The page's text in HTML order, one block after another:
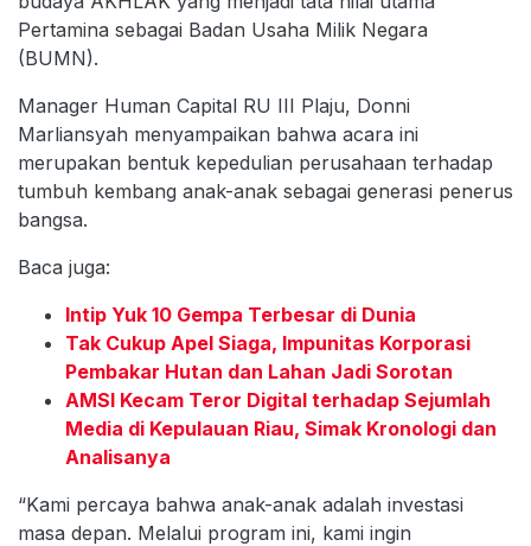
Pertamina sebagai Badan Usaha Milik Negara
(BUMN).
Manager Human Capital RU III Plaju, Donni
Marliansyah menyampaikan bahwa acara ini
merupakan bentuk kepedulian perusahaan terhadap
tumbuh kembang anak-anak sebagai generasi penerus
bangsa.
Baca juga:
Intip Yuk 10 Gempa Terbesar di Dunia
Tak Cukup Apel Siaga, Impunitas Korporasi
Pembakar Hutan dan Lahan Jadi Sorotan
AMSI Kecam Teror Digital terhadap Sejumlah
Media di Kepulauan Riau, Simak Kronologi dan
Analisanya
“Kami percaya bahwa anak-anak adalah investasi
masa depan. Melalui program ini, kami ingin